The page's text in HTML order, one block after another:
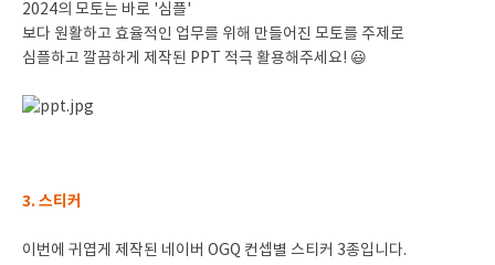
2024의 모토는 바로 '심플'
보다 원활하고 효율적인 업무를 위해 만들어진 모토를 주제로
심플하고 깔끔하게 제작된 PPT 적극 활용해주세요! 😃
3. 스티커
이번에 귀엽게 제작된 네이버 OGQ 컨셉별 스티커 3종입니다.